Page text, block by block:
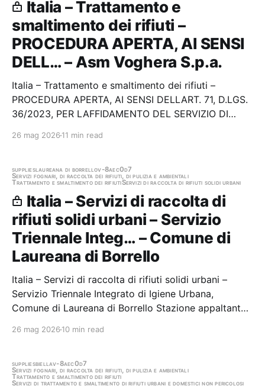
Italia – Trattamento e
smaltimento dei rifiuti –
PROCEDURA APERTA, AI SENSI
DELL… – Asm Voghera S.p.a.
Italia – Trattamento e smaltimento dei rifiuti –
PROCEDURA APERTA, AI SENSI DELLART. 71, D.LGS.
36/2023, PER LAFFIDAMENTO DEL SERVIZIO DI
A RECUPERO DEI RIFIUTI BIODEGRADABILI (EER
IL CENTRO MULTIRACCOLTA DI…
26 mag 2026 11 min read
supplieslaureana di borrellov-8aec0d7
Servizi fognari, di raccolta dei rifiuti, di pulizia e ambientali
Trattamento e smaltimento dei rifiutiServizi di raccolta di rifiuti solidi urbani
Italia – Servizi di raccolta di
rifiuti solidi urbani – Servizio
Triennale Integ… – Comune di
Laureana di Borrello
Italia – Servizi di raccolta di rifiuti solidi urbani –
Servizio Triennale Integrato di Igiene Urbana,
Comune di Laureana di Borrello Stazione appaltante:
26 mag 2026 10 min read
suppliesbiellav-8aec0d7
Servizi fognari, di raccolta dei rifiuti, di pulizia e ambientali
Trattamento e smaltimento dei rifiuti
Servizi di trattamento e smaltimento di rifiuti urbani e domestici non pericolosi